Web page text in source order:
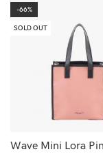
-66%
SOLD OUT
Wave Mini Lora